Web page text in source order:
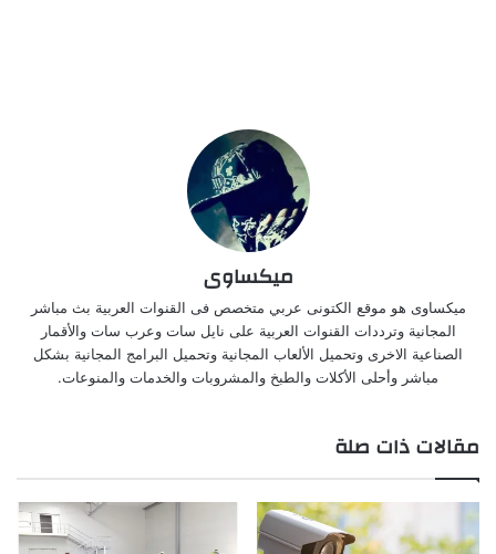
ميكساوى
ميكساوى هو موقع الكتونى عربي متخصص فى القنوات العربية بث مباشر
المجانية وترددات القنوات العربية على نايل سات وعرب سات والأقمار
الصناعية الاخرى وتحميل الألعاب المجانية وتحميل البرامج المجانية بشكل
مباشر وأحلى الأكلات والطبخ والمشروبات والخدمات والمنوعات.
مقالات ذات صلة